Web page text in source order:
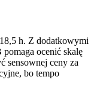
h. Z dodatkowymi
ocenić skalę
sensownej ceny za
bo tempo